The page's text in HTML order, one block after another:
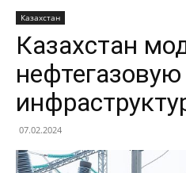
Казахстан
Казахстан
нефтегазовую
07.02.2024